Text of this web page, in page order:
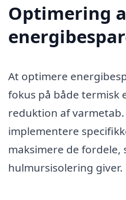
Optimering
At optimere
fokus på både termisk
reduktion af varmetab.
implementere
maksimere de fordele,
hulmursisolering giver.